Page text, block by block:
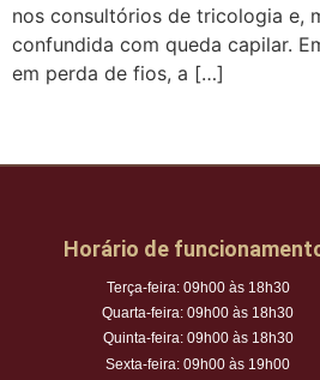
nos consultórios de tricologia e,
confundida com queda capilar.
em perda de fios, a […]
Horário de
Terça-feira: 09h00 às 18h30
Quarta-feira: 09h00 às 18h30
Quinta-feira: 09h00 às 18h30
Sexta-feira: 09h00 às 19h00